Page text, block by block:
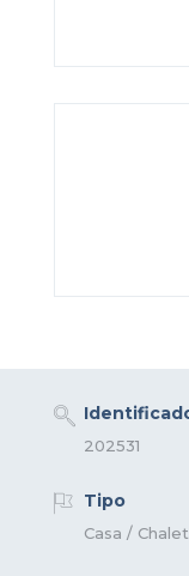
202531
Tipo
Casa / Chalet